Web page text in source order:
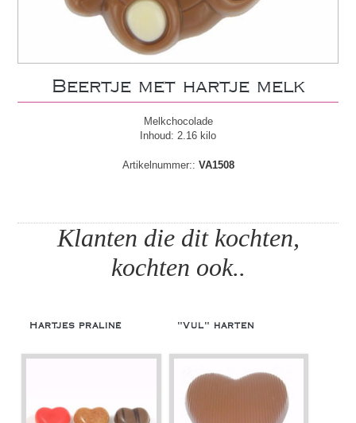
Beertje met hartje melk
Melkchocolade
Inhoud: 2.16 kilo
Artikelnummer:: VA1508
Klanten die dit kochten,
kochten ook..
Hartjes praliné "Vul" harten